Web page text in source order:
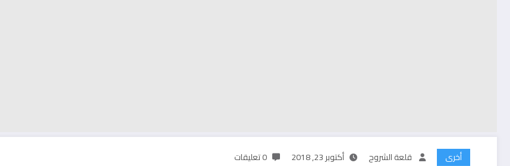
أخرى قلعة الشروح أكتوبر 23, 2018 0 تعليقات